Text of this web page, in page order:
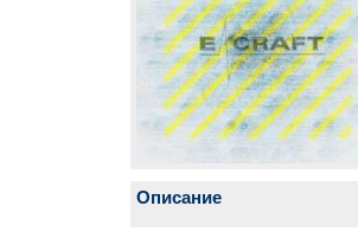
Описание